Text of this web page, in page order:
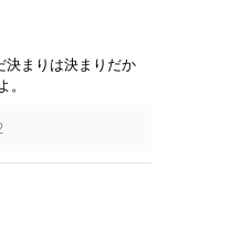
決まりは決まりだか
。